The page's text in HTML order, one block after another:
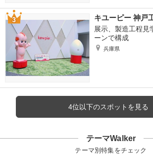
キユーピー 神戸
展示、製造工程見
ーンで構成
兵庫県
4位以下のスポットを見る
テーマWalker
テーマ別特集をチェック